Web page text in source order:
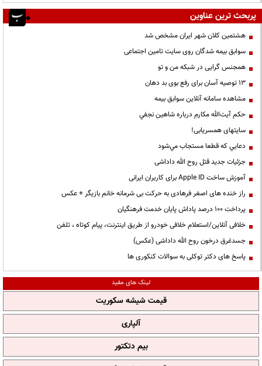
پربحث ترین عناوین
هشتمین کلان شهر ایران مشخص شد
سوابق بیمه شدگان روی سایت تامین اجتماعی
همجنس گرایی در شبکه من و تو
13 توصیه آسان برای رفع بوی بد دهان
مشاهده سامانه آنلاين سوابق بیمه
حكم آيت‌الله مكارم درباره شاهين نجفي
سایتهای همسریابی!
دعايي كه قطعا مستجاب مي‌شود
جزئیات جدید قتل روح الله داداشی
آموزش ساخت Apple ID برای کاربران ایرانی
راز خنده های اصغر فرهادی به حرکت بی شرمانه خانم بازیگر + عکس
پرداخت ۱۰۰ درصد پاداش پایان خدمت فرهنگیان
خلافی آنلاین/استعلام خلافی خودرو از طریق اینترنت، پیام کوتاه ، تلفن
جسدغرق درخون روح الله داداشی (عکس)
پاسخ های دکتر توکلی به سوالات کنکوری ها
لینک های مفید
قیمت شیشه سکوریت
آلپاری
بیم دتکتور